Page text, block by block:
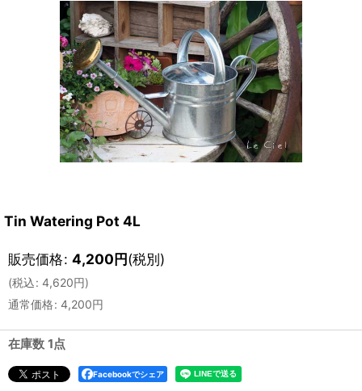
Tin Watering Pot 4L
販売価格: 4,200円(税別)
(税込: 4,620円)
通常価格: 4,200円
在庫数 1点
Facebookでシェア